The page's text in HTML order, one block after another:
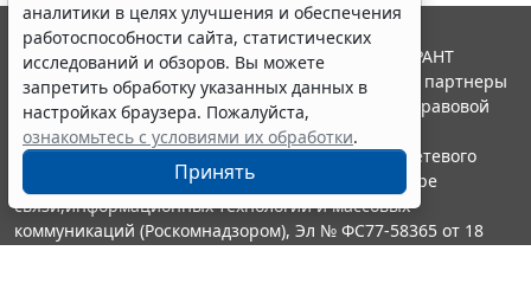
аналитики в целях улучшения и обеспечения
работоспособности сайта, статистических
исследований и обзоров. Вы можете
запретить обработку указанных данных в
настройках браузера. Пожалуйста,
ознакомьтесь с условиями их обработки.
Принять
© ООО "НПП "ГАРАНТ-СЕРВИС", 2026. Система ГАРАНТ
выпускается с 1990 года. Компания "Гарант" и ее партнеры
являются участниками Российской ассоциации правовой
информации ГАРАНТ.
Портал ГАРАНТ.РУ зарегистрирован в качестве сетевого
издания Федеральной службой по надзору в сфере
связи,информационных технологий и массовых
коммуникаций (Роскомнадзором), Эл № ФС77-58365 от 18